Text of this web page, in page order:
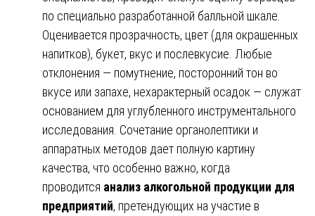
по специально разработанной балльной шкале.
Оценивается прозрачность, цвет (для окрашенных
напитков), букет, вкус и послевкусие. Любые
отклонения — помутнение, посторонний тон во
вкусе или запахе, нехарактерный осадок — служат
основанием для углубленного инструментального
исследования. Сочетание органолептики и
аппаратных методов дает полную картину
качества, что особенно важно, когда
проводится анализ алкогольной продукции для
предприятий, претендующих на участие в